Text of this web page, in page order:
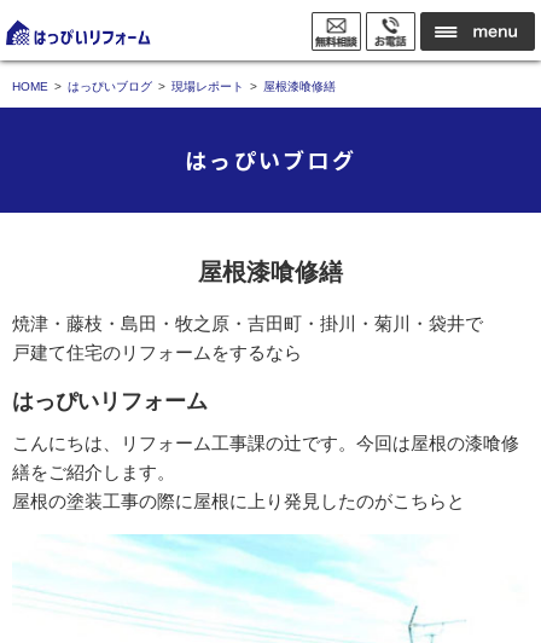
HOME はっぴいブログ 現場レポート 屋根漆喰修繕
はっぴいブログ
屋根漆喰修繕
焼津・藤枝・島田・牧之原・吉田町・掛川・菊川・袋井で
戸建て住宅のリフォームをするなら
はっぴいリフォーム
こんにちは、リフォーム工事課の辻です。今回は屋根の漆喰修
繕をご紹介します。
屋根の塗装工事の際に屋根に上り発見したのがこちらと